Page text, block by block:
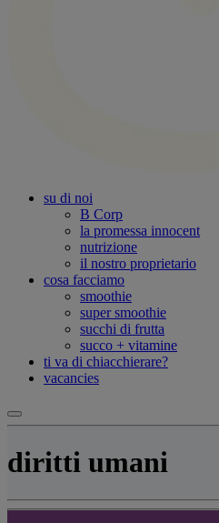
su di noi
B Corp
la promessa innocent
nutrizione
il nostro proprietario
cosa facciamo
smoothie
super smoothie
succhi di frutta
succo + vitamine
ti va di chiacchierare?
vacancies
diritti umani